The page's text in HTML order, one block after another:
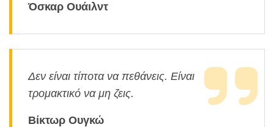
Όσκαρ Ουάιλντ
Δεν είναι τίποτα να πεθάνεις. Είναι
τρομακτικό να μη ζεις.
Βίκτωρ Ουγκώ